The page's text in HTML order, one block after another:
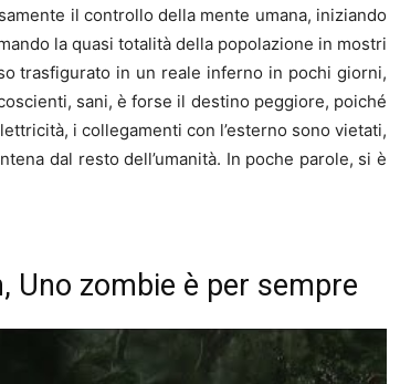
il controllo della mente umana, iniziando
la quasi totalità della popolazione in mostri
trasfigurato in un reale inferno in pochi giorni,
sani, è forse il destino peggiore, poiché
i collegamenti con l’esterno sono vietati,
dal resto dell’umanità. In poche parole, si è
Uno zombie è per sempre